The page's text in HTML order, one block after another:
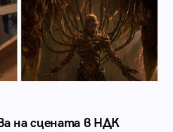
на сцената в НДК